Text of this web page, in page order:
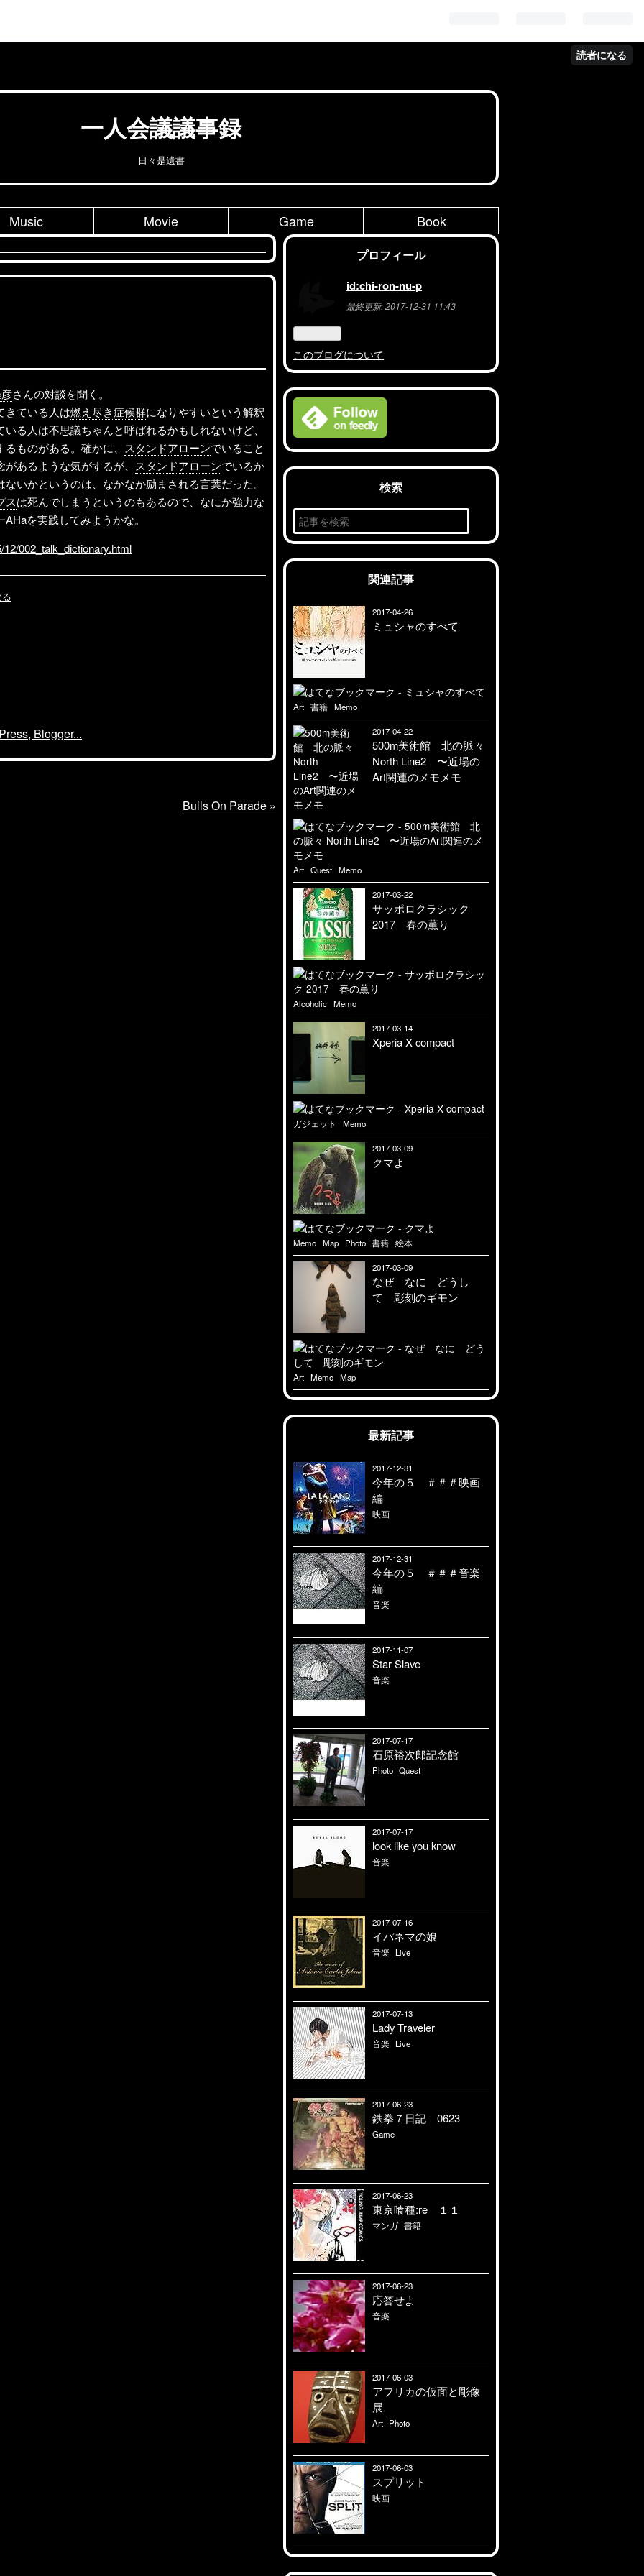
読者になる
一人会議議事録
日々是遺書
Music Movie Game Book
さんの対談を聞く。
きている人は燃え尽き症候群になりやすいという解釈
る人は不思議ちゃんと呼ばれるかもしれないけど、
ものがある。確かに、 スタンドアローンでいること
あるような気がするが、 スタンドアローンでいるか
いかというのは、なかなか励まされる言葉だった。
スは死んでしまうというのもあるので、なにか強力な
を実践してみようかな。
002_talk_dictionary.html
Bulls On Parade »
プロフィール
id:chi-ron-nu-p
最終更新:2017-12-31 11:43
このブログについて
検索
関連記事
2017-04-26
ミュシャのすべて
Art 書籍 Memo
2017-04-22
500m美術館 北の脈々
North Line2 〜近場の
Art関連のメモメモ
Art Quest Memo
2017-03-22
サッポロクラシック
2017 春の薫り
Alcoholic Memo
2017-03-14
Xperia X compact
ガジェット Memo
2017-03-09
クマよ
Memo Map Photo 書籍 絵本
2017-03-09
なぜ なに どうし
て 彫刻のギモン
Art Memo Map
最新記事
2017-12-31
今年の５ ＃＃＃映画
編
映画
2017-12-31
今年の５ ＃＃＃音楽
編
音楽
2017-11-07
Star Slave
音楽
2017-07-17
石原裕次郎記念館
Photo Quest
2017-07-17
look like you know
音楽
2017-07-16
イパネマの娘
音楽 Live
2017-07-13
Lady Traveler
音楽 Live
2017-06-23
鉄拳７日記 0623
Game
2017-06-23
東京喰種:re １１
マンガ 書籍
2017-06-23
応答せよ
音楽
2017-06-03
アフリカの仮面と彫像
展
Art Photo
2017-06-03
スプリット
映画